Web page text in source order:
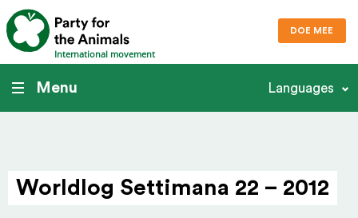
International movement
DOE MEE
Menu Languages
Worldlog Settimana 22 – 2012